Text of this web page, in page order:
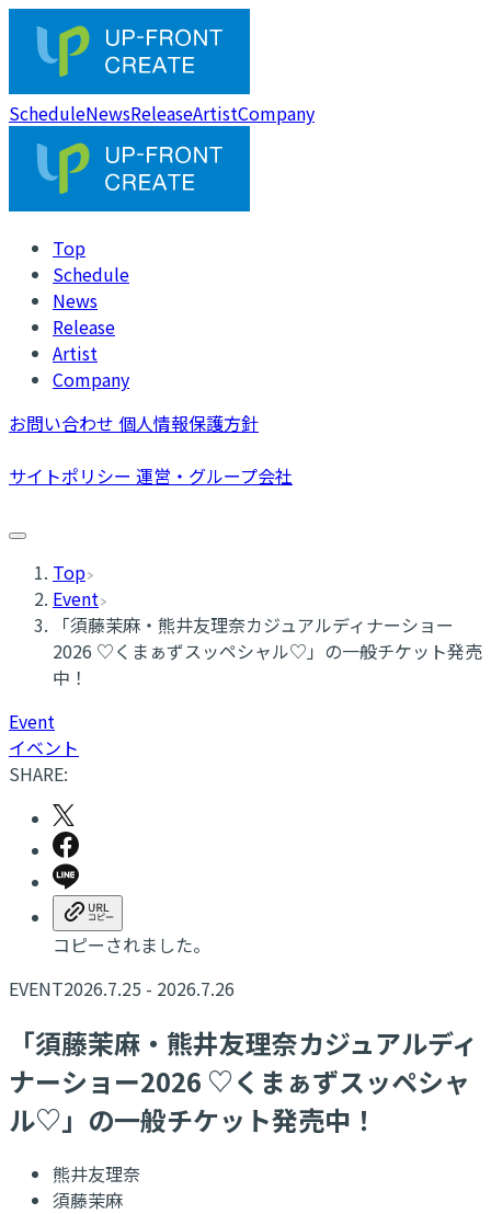
ScheduleNewsReleaseArtistCompany
Top
Schedule
News
Release
Artist
Company
お問い合わせ 個人情報保護方針
サイトポリシー 運営・グループ会社
Top
Event
「須藤茉麻・熊井友理奈カジュアルディナーショー
2026 ♡くまぁずスッペシャル♡」の一般チケット発売
中！
Event
イベント
SHARE:
コピーされました。
EVENT2026.7.25 - 2026.7.26
「須藤茉麻・熊井友理奈カジュアルディ
ナーショー2026 ♡くまぁずスッペシャ
ル♡」の一般チケット発売中！
熊井友理奈
須藤茉麻